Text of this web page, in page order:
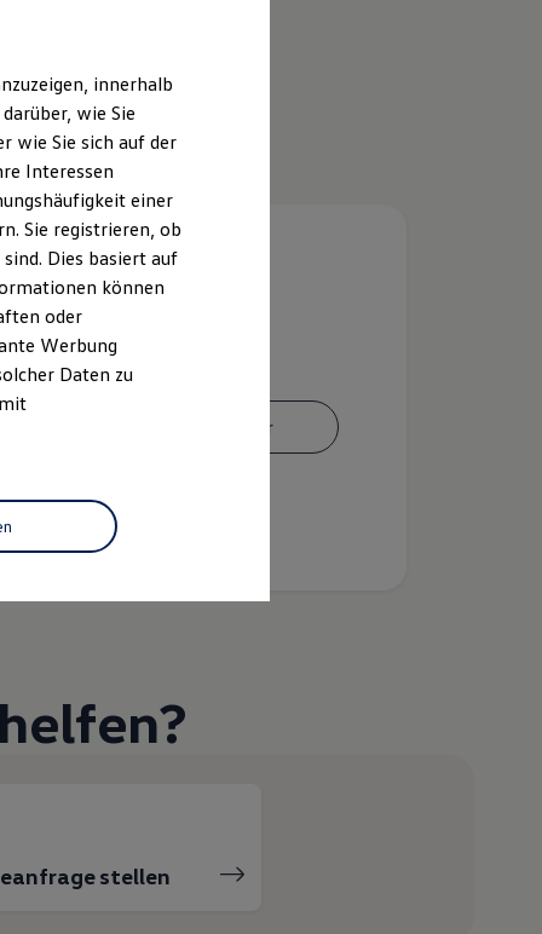
Ansprechpartner
stellen
innerhalb
wie Sie
wie Sie sich auf der
Interessen
einer
Sie registrieren, ob
Dies basiert auf
können
oder
Werbung
Daten zu